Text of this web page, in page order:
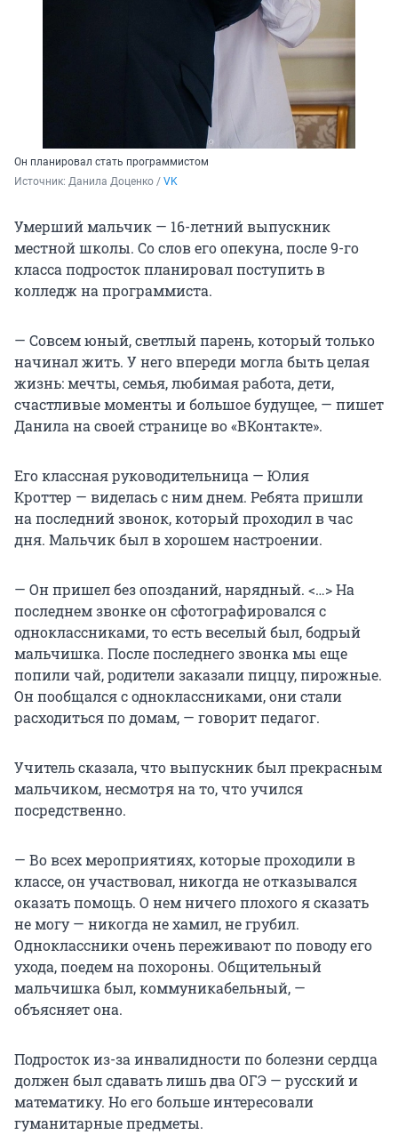
Он планировал стать программистом
Источник: Данила Доценко / VK
Умерший мальчик — 16-летний выпускник
местной школы. Со слов его опекуна, после 9-го
класса подросток планировал поступить в
колледж на программиста.
— Совсем юный, светлый парень, который только
начинал жить. У него впереди могла быть целая
жизнь: мечты, семья, любимая работа, дети,
счастливые моменты и большое будущее, — пишет
Данила на своей странице во «ВКонтакте».
Его классная руководительница — Юлия
Кроттер — виделась с ним днем. Ребята пришли
на последний звонок, который проходил в час
дня. Мальчик был в хорошем настроении.
— Он пришел без опозданий, нарядный. <…> На
последнем звонке он сфотографировался с
одноклассниками, то есть веселый был, бодрый
мальчишка. После последнего звонка мы еще
попили чай, родители заказали пиццу, пирожные.
Он пообщался с одноклассниками, они стали
расходиться по домам, — говорит педагог.
Учитель сказала, что выпускник был прекрасным
мальчиком, несмотря на то, что учился
посредственно.
— Во всех мероприятиях, которые проходили в
классе, он участвовал, никогда не отказывался
оказать помощь. О нем ничего плохого я сказать
не могу — никогда не хамил, не грубил.
Одноклассники очень переживают по поводу его
ухода, поедем на похороны. Общительный
мальчишка был, коммуникабельный, —
объясняет она.
Подросток из-за инвалидности по болезни сердца
должен был сдавать лишь два ОГЭ — русский и
математику. Но его больше интересовали
гуманитарные предметы.